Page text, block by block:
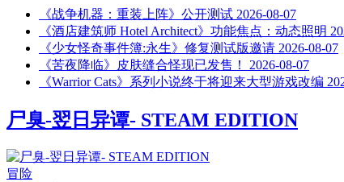
《战争机器：重装上阵》公开测试 2026-08-07
《酒店建筑师 Hotel Architect》功能焦点：动态照明
《少女怪奇事件簿:永生》修复测试版邀请 2026-08-07
《苦夜降临》皮肤缝合怪现已发售！
2026-08-07
《Warrior Cats》系列小说终于将迎来大型游戏改编
尸臭-翌日异谭- STEAM EDITION
冒险